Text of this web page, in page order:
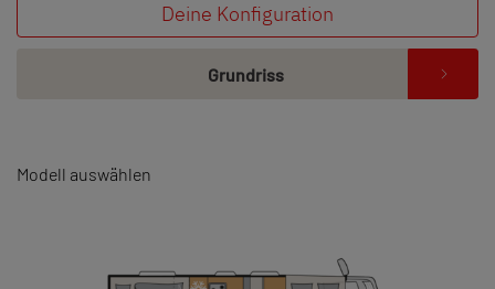
Deine Konfiguration
Grundriss
Modell auswählen